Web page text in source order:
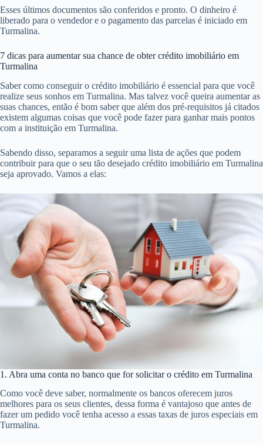
Esses últimos documentos são conferidos e pronto. O dinheiro é
liberado para o vendedor e o pagamento das parcelas é iniciado em
Turmalina.
7 dicas para aumentar sua chance de obter crédito imobiliário em
Turmalina
Saber como conseguir o crédito imobiliário é essencial para que você
realize seus sonhos em Turmalina. Mas talvez você queira aumentar as
suas chances, então é bom saber que além dos pré-requisitos já citados
existem algumas coisas que você pode fazer para ganhar mais pontos
com a instituição em Turmalina.
Sabendo disso, separamos a seguir uma lista de ações que podem
contribuir para que o seu tão desejado crédito imobiliário em Turmalina
seja aprovado. Vamos a elas:
1. Abra uma conta no banco que for solicitar o crédito em Turmalina
Como você deve saber, normalmente os bancos oferecem juros
melhores para os seus clientes, dessa forma é vantajoso que antes de
fazer um pedido você tenha acesso a essas taxas de juros especiais em
Turmalina.